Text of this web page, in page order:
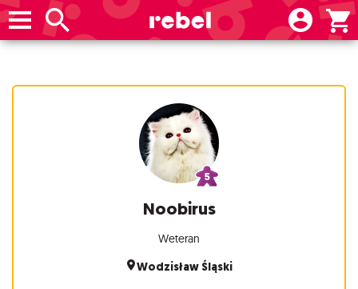
Noobirus
Weteran
Wodzisław Śląski